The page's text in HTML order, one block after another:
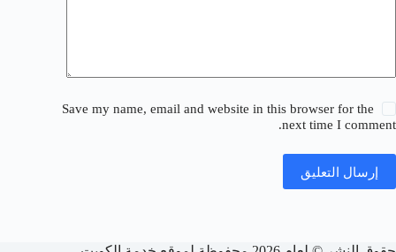
Save my name, email and website in this browser for the
next time I comment.
إرسال التعليق